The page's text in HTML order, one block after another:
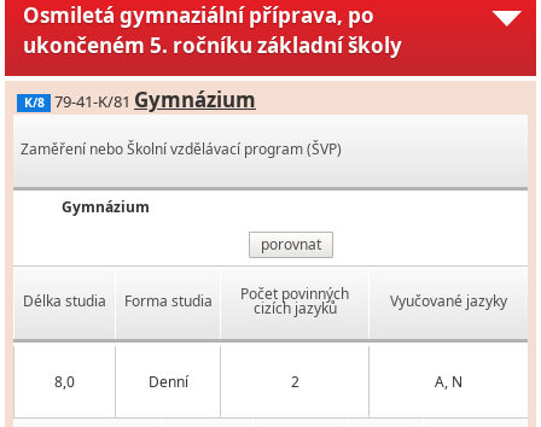
Osmiletá gymnaziální příprava, po
ukončeném 5. ročníku základní školy
K/8 79-41-K/81 Gymnázium
Zaměření nebo Školní vzdělávací program (ŠVP)
Gymnázium
porovnat
Délka studia Forma studia Počet povinných
cizích jazyků Vyučované jazyky
8,0 Denní 2 A, N